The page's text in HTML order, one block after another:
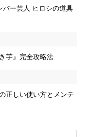
パー芸人 ヒロシの道具
芋』完全攻略法
正しい使い方とメンテ